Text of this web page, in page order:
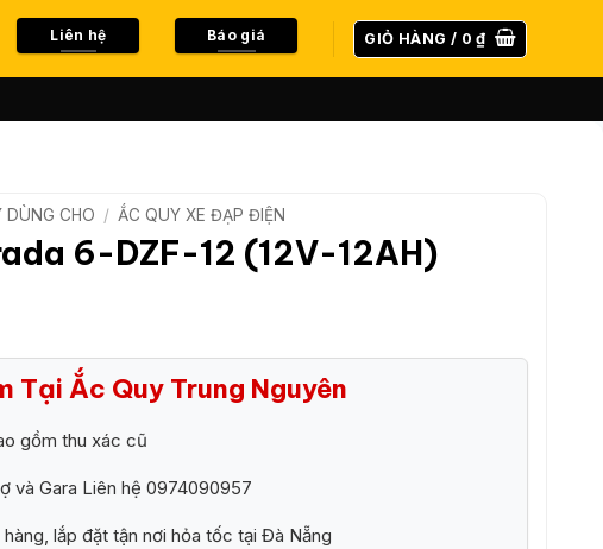
Liên hệ Báo giá GIỎ HÀNG / 0₫
DÙNG CHO / ẮC QUY XE ĐẠP ĐIỆN
6-DZF-12 (12V-12AH)
Tại Ắc Quy Trung Nguyên
gồm thu xác cũ
và Gara Liên hệ 0974090957
lắp đặt tận nơi hỏa tốc tại Đà Nẵng